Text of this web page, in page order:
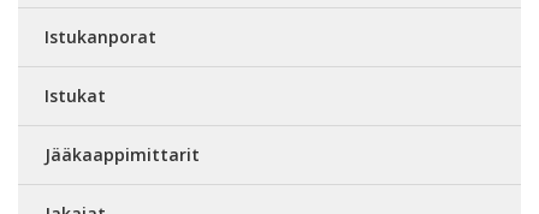
Istukanporat
Istukat
Jääkaappimittarit